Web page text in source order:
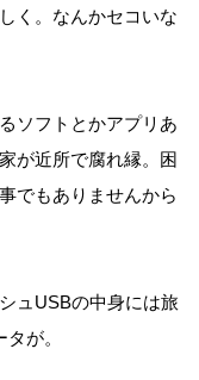
く。なんかセコいな
ソフトとかアプリあ
が近所で腐れ縁。困
でもありませんから
ュUSBの中身には旅
が。